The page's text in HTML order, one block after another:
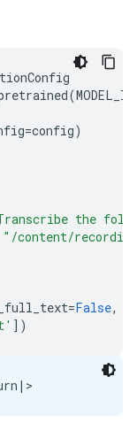
48000 Hz, mono,
pcm_s16le
bitrate=
(MODEL_ID
=config)
the
"/content/
=False,
])